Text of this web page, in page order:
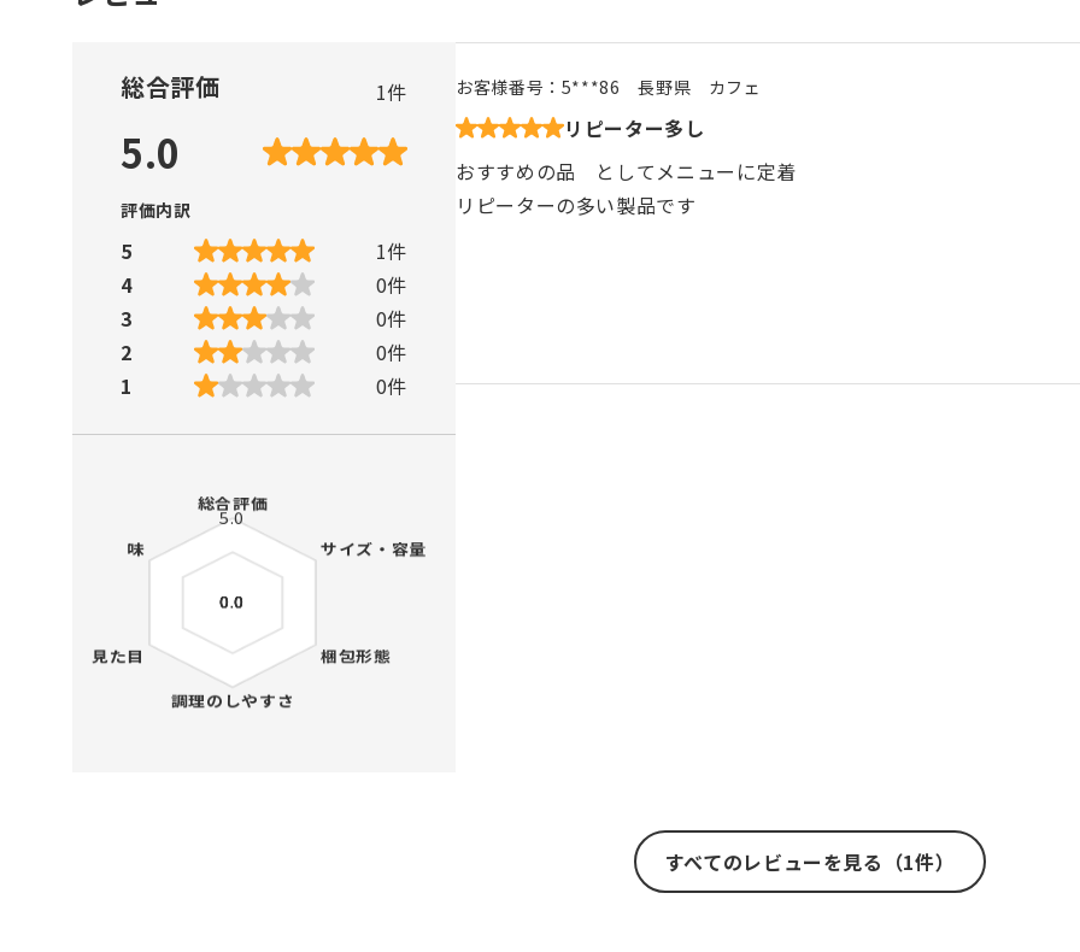
総合評価 1件
5.0
評価内訳
5 1件
4
0件
3
0件
2
0件
1
0件
お客様番号： 5***86 長野県 カフェ
リピーター多し
おすすめの品 としてメニューに定着
リピーターの多い製品です
すべてのレビューを見る（1件）